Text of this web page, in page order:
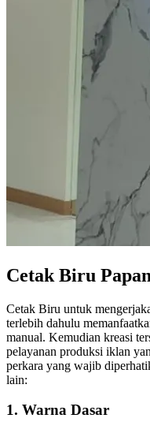
Cetak Biru
Cetak Biru untuk
terlebih dahulu
manual. Kemudian kreasi
pelayanan produksi iklan
perkara yang wajib
lain:
1. Warna Dasar